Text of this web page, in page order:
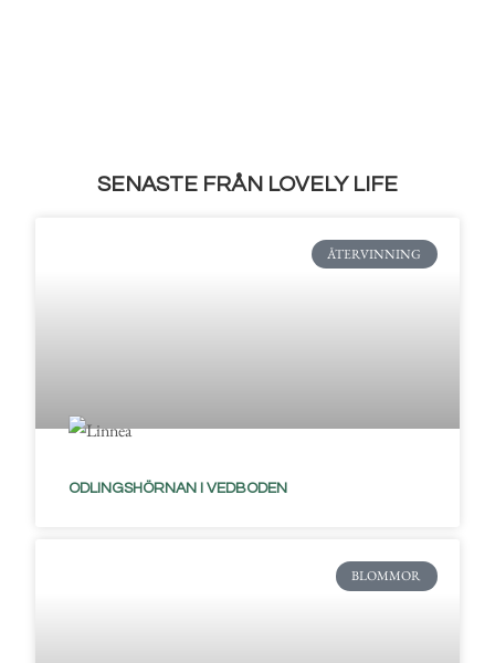
SENASTE FRÅN LOVELY LIFE
ÅTERVINNING
ODLINGSHÖRNAN I VEDBODEN
BLOMMOR